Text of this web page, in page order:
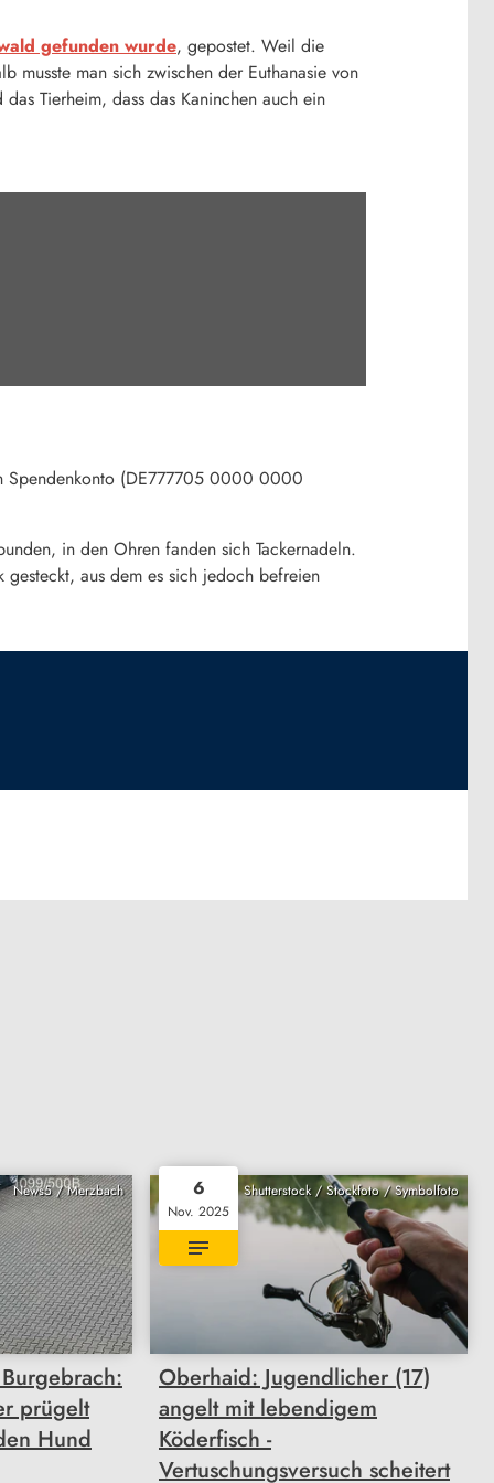
gefunden wurde, gepostet. Weil die
musste man sich zwischen der Euthanasie von
Tierheim, dass das Kaninchen auch ein
Spendenkonto (DE777705 0000 0000
in den Ohren fanden sich Tackernadeln.
aus dem es sich jedoch befreien
News5 / Merzbach
prügelt
Hund
Shutterstock / Stockfoto / Symbolfoto
6
Nov. 2025
Oberhaid: Jugendlicher (17)
angelt mit lebendigem
Köderfisch -
Vertuschungsversuch scheitert